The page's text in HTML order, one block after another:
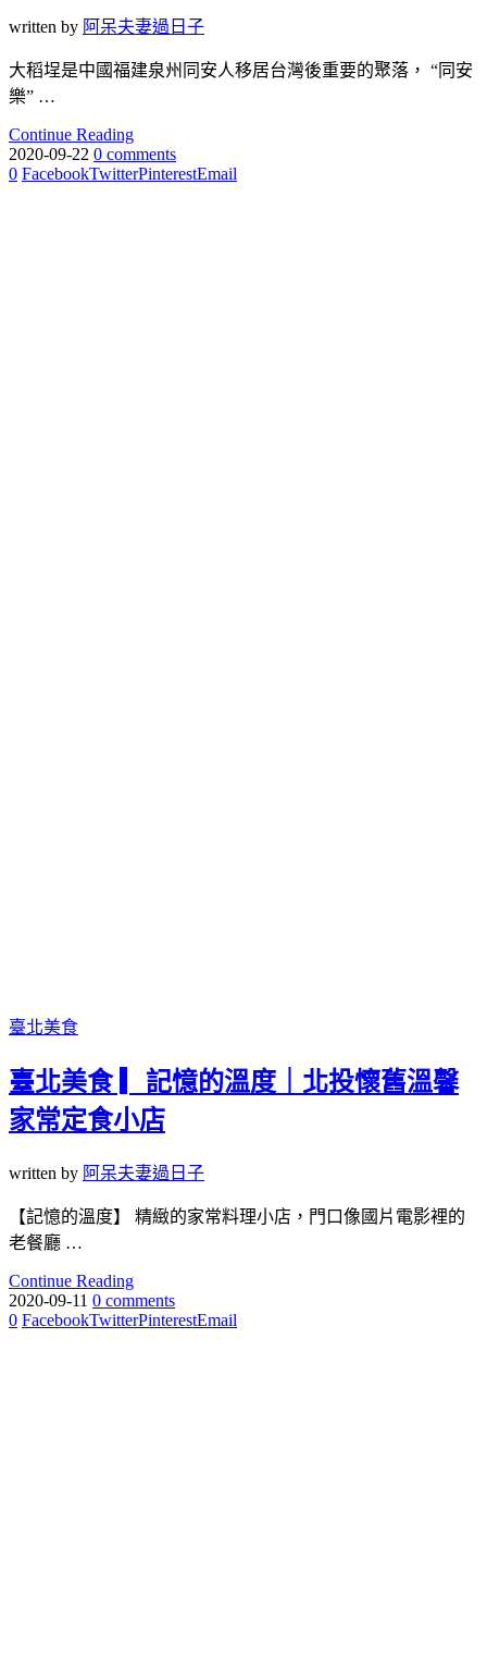
written by 阿呆夫妻過日子
大稻埕是中國福建泉州同安人移居台灣後重要的聚落， “同安
樂” …
Continue Reading
2020-09-22 0 comments
0 FacebookTwitterPinterestEmail
臺北美食
臺北美食 ▎記憶的溫度｜北投懷舊溫馨
家常定食小店
written by 阿呆夫妻過日子
【記憶的溫度】 精緻的家常料理小店，門口像國片電影裡的
老餐廳 …
Continue Reading
2020-09-11 0 comments
0 FacebookTwitterPinterestEmail